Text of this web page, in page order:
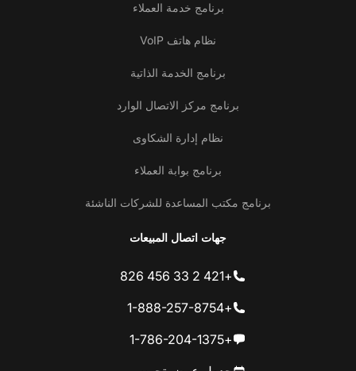
برنامج خدمة العملاء
نظام هاتف VoIP
برنامج الخدمة الذاتية
برنامج مركز الاتصال الوارد
نظام إدارة الشكاوى
برنامج بوابة العملاء
برنامج مكتب المساعدة للشركات الناشئة
جهات اتصال المبيعات
+421 2 33 456 826
+1-888-257-8754
+1-786-204-1375